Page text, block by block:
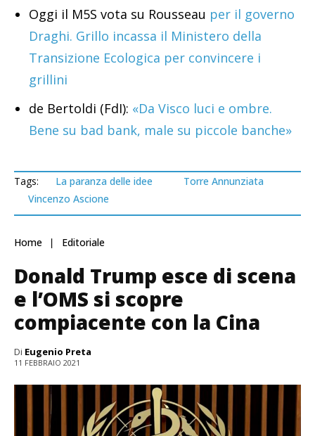
Oggi il M5S vota su Rousseau per il governo
Draghi. Grillo incassa il Ministero della
Transizione Ecologica per convincere i
grillini
de Bertoldi (FdI): «Da Visco luci e ombre.
Bene su bad bank, male su piccole banche»
Tags: La paranza delle idee
Torre Annunziata
Vincenzo Ascione
Home Editoriale
Donald Trump esce di scena
e l’OMS si scopre
compiacente con la Cina
Di Eugenio Preta
11 FEBBRAIO 2021